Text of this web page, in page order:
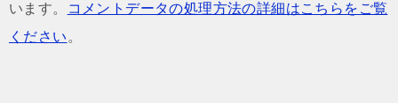
います。
コメントデータの処理方法の詳細はこちらをご覧
ください 。